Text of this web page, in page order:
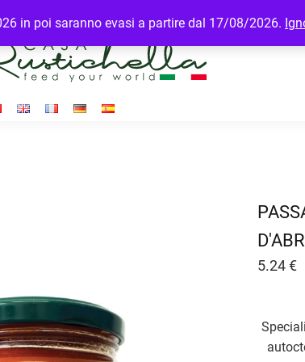
in poi saranno evasi a partire dal 17/08/2026.
5.24€